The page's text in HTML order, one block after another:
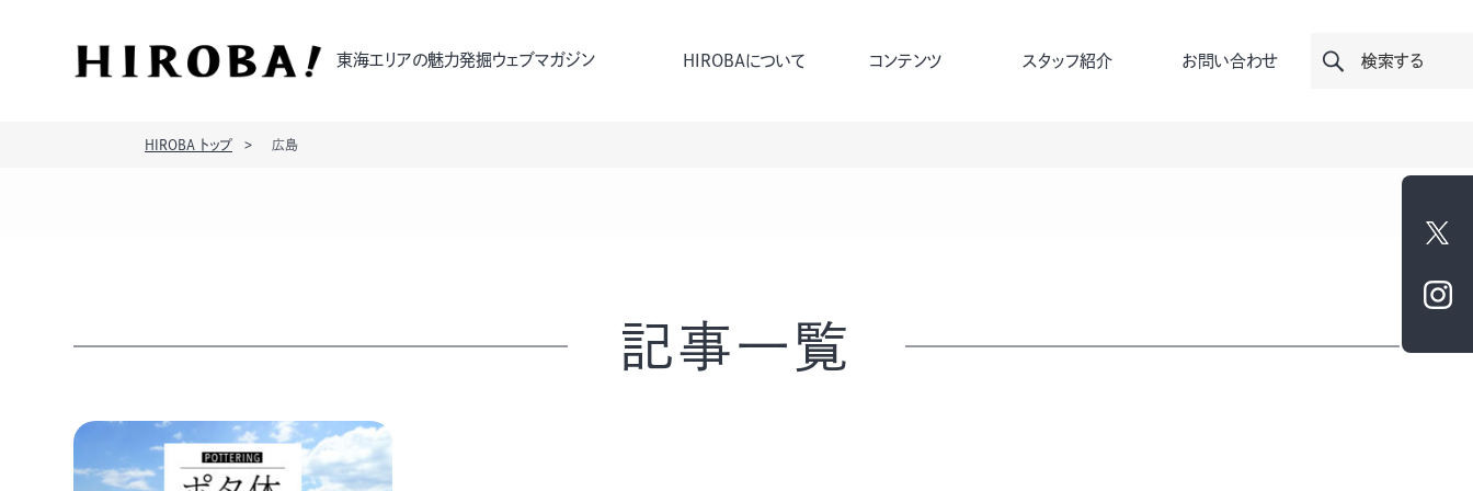
東海エリアの魅力発掘ウェブマガジン HIROBAについて コンテンツ スタッフ紹介 お問い合わせ 検索する
HIROBA トップ 広島
記事一覧